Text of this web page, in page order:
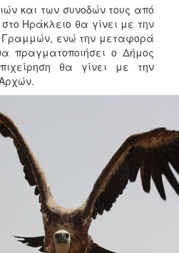
και των συνοδών τους από
Ηράκλειο θα γίνει με την
Γραμμών, ενώ την μεταφορά
πραγματοποιήσει ο Δήμος
θα γίνει με την